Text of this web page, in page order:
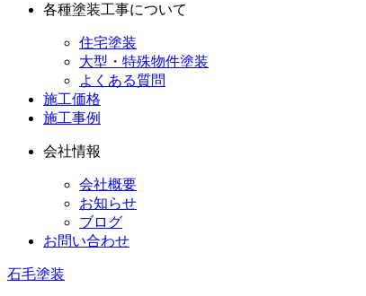
各種塗装工事について
住宅塗装
大型・特殊物件塗装
よくある質問
施工価格
施工事例
会社情報
会社概要
お知らせ
ブログ
お問い合わせ
石毛塗装